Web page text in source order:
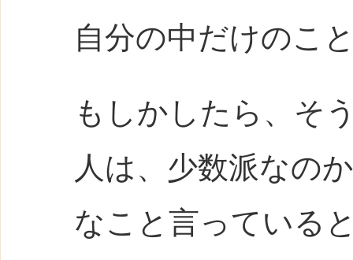
自分の中だけのこ
もしかしたら、そ
人は、少数派なの
なこと言っている